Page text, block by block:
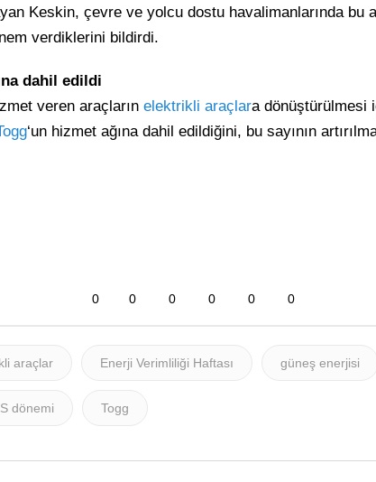
Keskin, çevre ve yolcu dostu havalimanlarında bu
verdiklerini bildirdi.
dahil edildi
veren araçların elektrikli araçlara dönüştürülmesi
‘un hizmet ağına dahil edildiğini, bu sayının
0 0 0 0 0 0
araçlar Enerji Verimliliği Haftası güneş enerjisi
dönemi Togg